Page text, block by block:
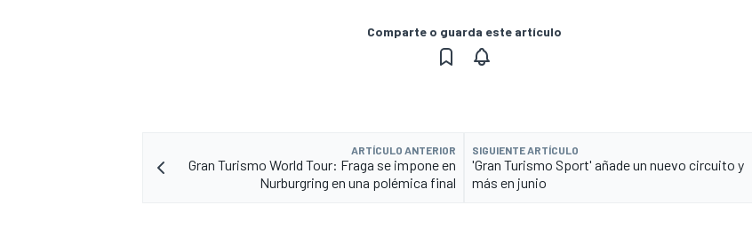
Comparte o guarda este artículo
ARTÍCULO ANTERIOR
Gran Turismo World Tour: Fraga se impone en
Nurburgring en una polémica final
SIGUIENTE ARTÍCULO
'Gran Turismo Sport' añade un nuevo circuito y
más en junio